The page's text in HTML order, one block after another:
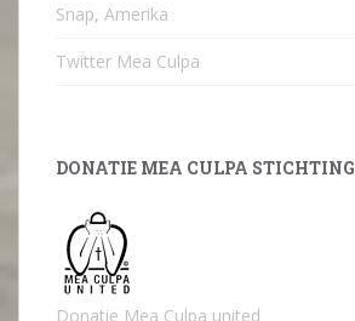
Snap, Amerika
Twitter Mea Culpa
DONATIE MEA CULPA STICHTING
Donatie Mea Culpa united